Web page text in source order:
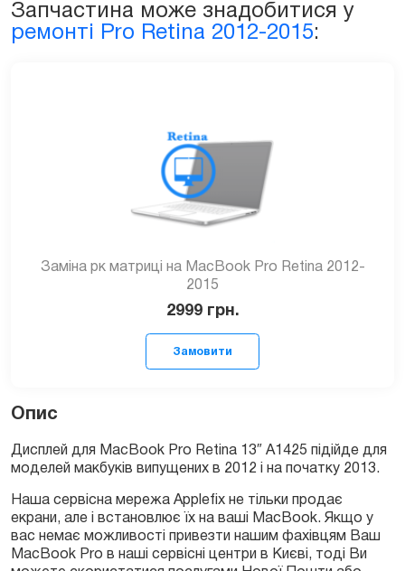
(A1425)
quantity
Запчастина може знадобитися у
ремонті Pro Retina 2012-2015:
Заміна рк матриці на MacBook Pro Retina 2012-
2015
2999 грн.
Опис
Дисплей для MacBook Pro Retina 13″ A1425 підійде для
моделей макбуків випущених в 2012 і на початку 2013.
Наша сервісна мережа Applefix не тільки продає
екрани, але і встановлює їх на ваші MacBook. Якщо у
вас немає можливості привезти нашим фахівцям Ваш
MacBook Pro в наші сервісні центри в Києві, тоді Ви